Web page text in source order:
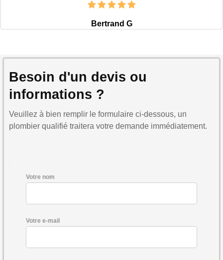
Bertrand G
Besoin d'un devis ou
informations ?
Veuillez à bien remplir le formulaire ci-dessous, un
plombier qualifié traitera votre demande immédiatement.
Votre nom
Votre e-mail